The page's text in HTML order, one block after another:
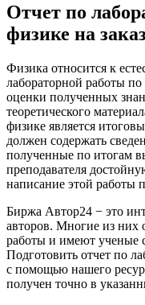
Отчет по
физике на заказ
Физика относится к
лабораторной работы
оценки полученных
теоретического
физике является
должен содержать
полученные по итогам
преподавателя
написание этой работы
Биржа Автор24 − это
авторов. Многие из них
работы и имеют ученые
Подготовить отчет по
с помощью нашего
получен точно в